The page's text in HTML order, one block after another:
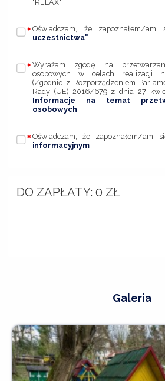
"RELAX"
Oświadczam, że zapoznałem/
uczestnictwa"
Wyrażam zgodę na
osobowych w celach realizacji
(Zgodnie z Rozporządzeniem
Rady (UE) 2016/679 z dnia 27
Informacje na temat
osobowych
Oświadczam, że zapoznałem/am
informacyjnym
DO ZAPŁATY: 0 ZŁ
Galeria